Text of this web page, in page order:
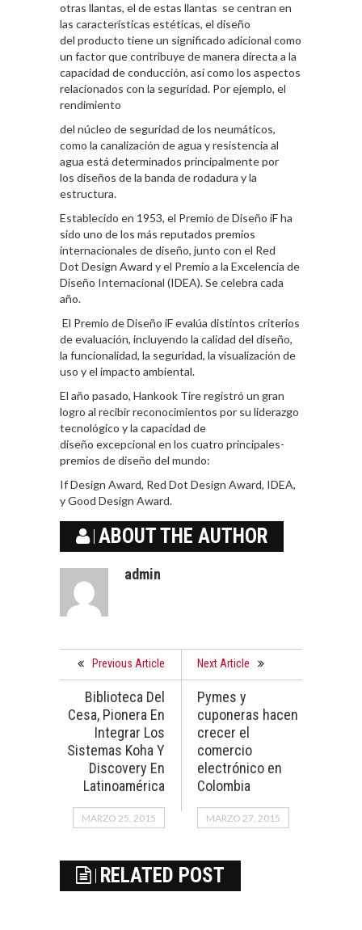
otras llantas, el de estas llantas se centran en
las características estéticas, el diseño
del producto tiene un significado adicional como
un factor que contribuye de manera directa a la
capacidad de conducción, así como los aspectos
relacionados con la seguridad. Por ejemplo, el
rendimiento
del núcleo de seguridad de los neumáticos,
como la canalización de agua y resistencia al
agua está determinados principalmente por
los diseños de la banda de rodadura y la
estructura.
Establecido en 1953, el Premio de Diseño iF ha
sido uno de los más reputados premios
internacionales de diseño, junto con el Red
Dot Design Award y el Premio a la Excelencia de
Diseño Internacional (IDEA). Se celebra cada
año.
El Premio de Diseño iF evalúa distintos criterios
de evaluación, incluyendo la calidad del diseño,
la funcionalidad, la seguridad, la visualización de
uso y el impacto ambiental.
El año pasado, Hankook Tire registró un gran
logro al recibir reconocimientos por su liderazgo
tecnológico y la capacidad de
diseño excepcional en los cuatro principales-
premios de diseño del mundo:
If Design Award, Red Dot Design Award, IDEA,
y Good Design Award.
ABOUT THE AUTHOR
admin
Previous Article
Biblioteca Del
Cesa, Pionera En
Integrar Los
Sistemas Koha Y
Discovery En
Latinoamérica
MARZO 25, 2015
Next Article
Pymes y
cuponeras hacen
crecer el
comercio
electrónico en
Colombia
MARZO 27, 2015
RELATED POST